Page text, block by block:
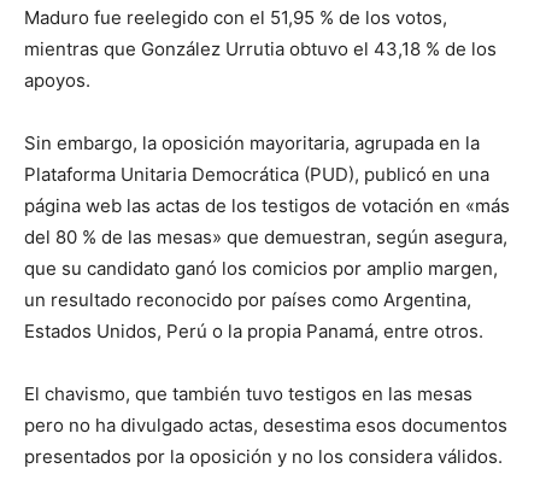
Maduro fue reelegido con el 51,95 % de los votos,
mientras que González Urrutia obtuvo el 43,18 % de los
apoyos.
Sin embargo, la oposición mayoritaria, agrupada en la
Plataforma Unitaria Democrática (PUD), publicó en una
página web las actas de los testigos de votación en «más
del 80 % de las mesas» que demuestran, según asegura,
que su candidato ganó los comicios por amplio margen,
un resultado reconocido por países como Argentina,
Estados Unidos, Perú o la propia Panamá, entre otros.
El chavismo, que también tuvo testigos en las mesas
pero no ha divulgado actas, desestima esos documentos
presentados por la oposición y no los considera válidos.